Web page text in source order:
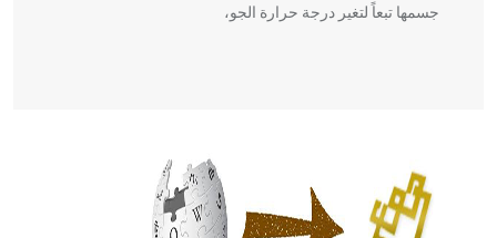
جسمها تبعاً لتغير درجة حرارة الجو،
الحكم، الأدلة، تنظيم التغذية، ورسالته في جروح الرأس. ويعود
له الفضل بأنه حرر الطب من الدين والفلسفة.